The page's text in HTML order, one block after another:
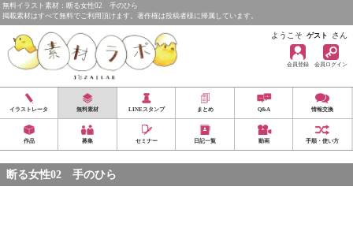
無料イラスト素材：断る女性02 手のひら
掲載素材はすべて無料でご利用頂けます。著作権は投稿者様に帰属しています。
ようこそ ゲスト さん
会員登録 会員ログイン
イラストレータ 無料素材 LINEスタンプ まとめ Q&A 情報交換
作品 募集 セミナー 日記一覧 動画 手順・使い方
断る女性02 手のひら